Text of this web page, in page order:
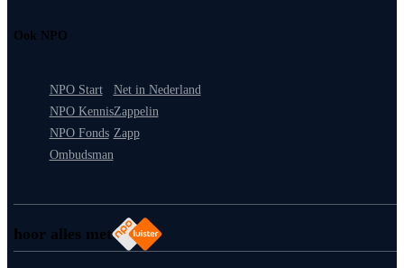
hoor alles met
Ook NPO
NPO Start
NPO Kennis
NPO Fonds
Ombudsman
Net in Nederland
Zappelin
Zapp